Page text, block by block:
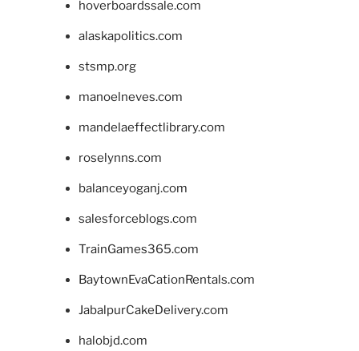
hoverboardssale.com
alaskapolitics.com
stsmp.org
manoelneves.com
mandelaeffectlibrary.com
roselynns.com
balanceyoganj.com
salesforceblogs.com
TrainGames365.com
BaytownEvaCationRentals.com
JabalpurCakeDelivery.com
halobjd.com